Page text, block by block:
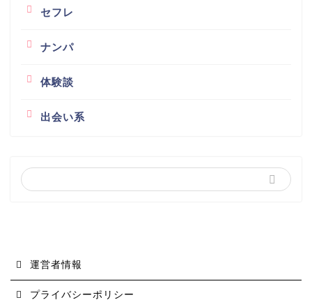
セフレ
ナンパ
体験談
出会い系
運営者情報
プライバシーポリシー